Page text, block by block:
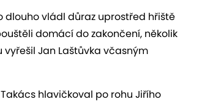
dlouho vládl důraz uprostřed hřiště
domácí do zakončení, několik
Jan Laštůvka včasným
hlavičkoval po rohu Jiřího